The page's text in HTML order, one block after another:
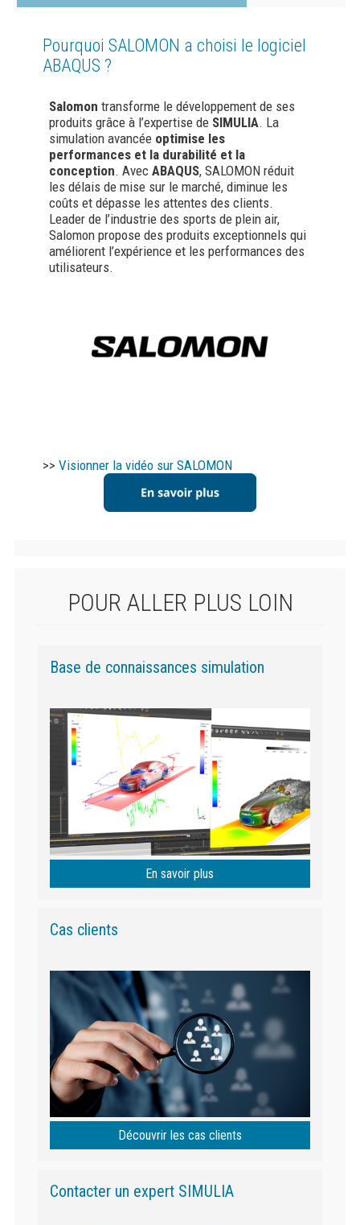
Pourquoi SALOMON a choisi le logiciel
ABAQUS ?
Salomon transforme le développement de ses
produits grâce à l’expertise de SIMULIA. La
simulation avancée optimise les
performances et la durabilité et la
conception. Avec ABAQUS, SALOMON réduit
les délais de mise sur le marché, diminue les
coûts et dépasse les attentes des clients.
Leader de l’industrie des sports de plein air,
Salomon propose des produits exceptionnels qui
améliorent l’expérience et les performances des
utilisateurs.
>> Visionner la vidéo sur SALOMON
POUR ALLER PLUS LOIN
Base de connaissances simulation
En savoir plus
Cas clients
Découvrir les cas clients
Contacter un expert SIMULIA